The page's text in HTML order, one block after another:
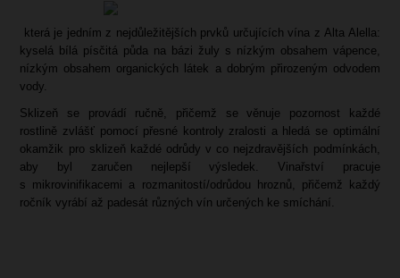
která je jedním z nejdůležitějších prvků určujících vína z Alta Alella:
kyselá bílá písčitá půda na bázi žuly s nízkým obsahem vápence,
nízkým obsahem organických látek a dobrým přirozeným odvodem
vody.
Sklizeň se provádí ručně, přičemž se věnuje pozornost každé
rostlině zvlášť pomocí přesné kontroly zralosti a hledá se optimální
okamžik pro sklizeň každé odrůdy v co nejzdravějších podmínkách,
aby byl zaručen nejlepší výsledek. Vinařství pracuje
s mikrovinifikacemi a rozmanitostí/odrůdou hroznů, přičemž každý
ročník vyrábí až padesát různých vín určených ke smíchání.